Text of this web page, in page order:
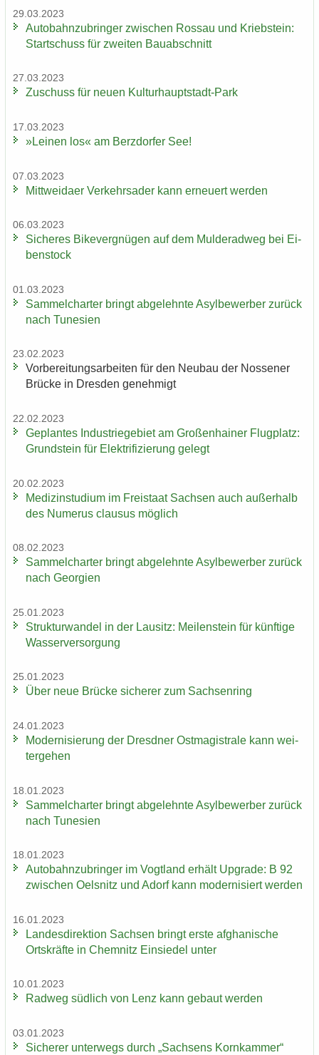
29.03.2023
Au­to­bahn­zu­brin­ger zwi­schen Ros­sau und Krieb­stein:
Start­schuss für zwei­ten Bau­ab­schnitt
27.03.2023
Zu­schuss für neuen Kulturhauptstadt-​Park
17.03.2023
»Lei­nen los« am Berz­dor­fer See!
07.03.2023
Mitt­wei­da­er Ver­kehrs­ader kann er­neu­ert wer­den
06.03.2023
Si­che­res Bi­ke­ver­gnü­gen auf dem Mul­derad­weg bei Ei­
ben­stock
01.03.2023
Sam­mel­char­ter bringt ab­ge­lehn­te Asyl­be­wer­ber zu­rück
nach Tu­ne­si­en
23.02.2023
Vor­be­rei­tungs­ar­bei­ten für den Neu­bau der Nos­se­ner
Brü­cke in Dres­den ge­neh­migt
22.02.2023
Ge­plan­tes In­dus­trie­ge­biet am Gro­ßen­hai­ner Flug­platz:
Grund­stein für Elek­tri­fi­zie­rung ge­legt
20.02.2023
Me­di­zin­stu­di­um im Frei­staat Sach­sen auch au­ßer­halb
des Nu­me­rus clau­sus mög­lich
08.02.2023
Sam­mel­char­ter bringt ab­ge­lehn­te Asyl­be­wer­ber zu­rück
nach Ge­or­gi­en
25.01.2023
Struk­tur­wan­del in der Lau­sitz: Mei­len­stein für künf­ti­ge
Was­ser­ver­sor­gung
25.01.2023
Über neue Brü­cke si­che­rer zum Sach­sen­ring
24.01.2023
Mo­der­ni­sie­rung der Dresd­ner Ost­ma­gis­tra­le kann wei­
ter­ge­hen
18.01.2023
Sam­mel­char­ter bringt ab­ge­lehn­te Asyl­be­wer­ber zu­rück
nach Tu­ne­si­en
18.01.2023
Au­to­bahn­zu­brin­ger im Vogt­land er­hält Up­grade: B 92
zwi­schen Oels­nitz und Adorf kann mo­der­ni­siert wer­den
16.01.2023
Lan­des­di­rek­ti­on Sach­sen bringt erste af­gha­ni­sche
Orts­kräf­te in Chem­nitz Ein­sie­del unter
10.01.2023
Rad­weg süd­lich von Lenz kann ge­baut wer­den
03.01.2023
Si­che­rer un­ter­wegs durch „Sach­sens Korn­kam­mer“